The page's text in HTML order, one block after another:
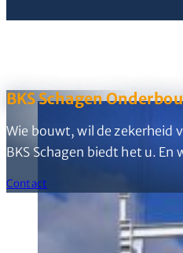
BKS Schagen
Wie bouwt, wil de zekerheid
BKS Schagen biedt het u. En
Contact